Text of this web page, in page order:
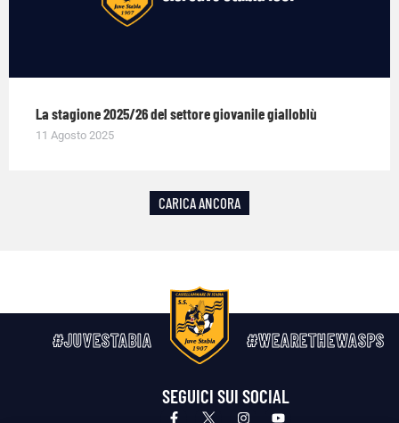
La stagione 2025/26 del settore giovanile gialloblù
11 Agosto 2025
CARICA ANCORA
#JUVESTABIA #WEARETHEWASPS
SEGUICI SUI SOCIAL